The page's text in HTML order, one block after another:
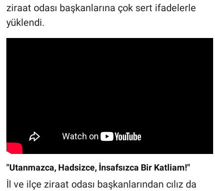
ziraat odası başkanlarına çok sert ifadelerle
yüklendi.
"Utanmazca, Hadsizce, İnsafsızca Bir Katliam!"
İl ve ilçe ziraat odası başkanlarından cılız da